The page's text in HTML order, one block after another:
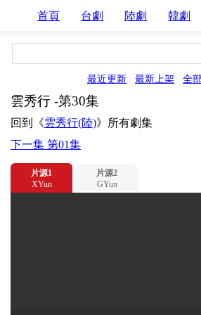
首頁 台劇 陸劇 韓劇
最近更新 最新上架 全
雲秀行 -第30集
回到《雲秀行(陸)》所有劇集
下一集 第01集
片源1
XYun
片源2
GYun